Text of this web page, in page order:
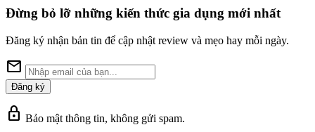
Đừng bỏ lỡ những kiến thức gia dụng mới nhất
Đăng ký nhận bản tin để cập nhật review và mẹo hay mỗi ngày.
mail
Đăng ký
lock Bảo mật thông tin, không gửi spam.